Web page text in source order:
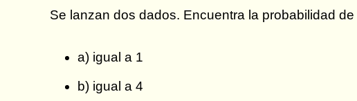
Se lanzan dos dados. Encuentra la probabilidad
a) igual a 1
b) igual a 4